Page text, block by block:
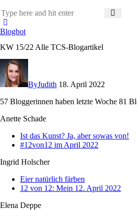
Blogbot
KW 15/22 Alle TCS-Blogartikel
ByJudith 18. April 2022
57 Bloggerinnen haben letzte Woche 81
Anette Schade
Ist das Kunst? Ja, aber sowas von!
#12von12 im April 2022
Ingrid Holscher
Eier natürlich färben
12 von 12: Mein 12. April 2022
Elena Deppe